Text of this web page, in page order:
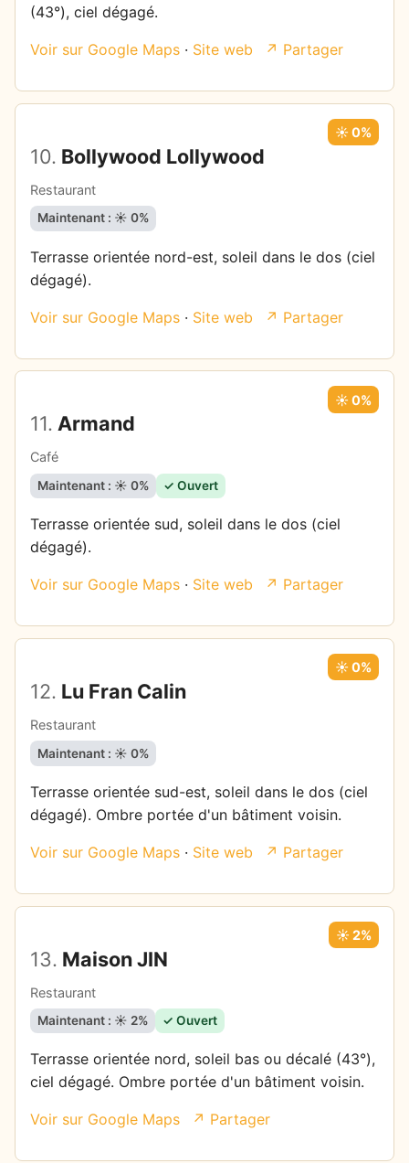
(43°), ciel dégagé.
Voir sur Google Maps · Site web ↗ Partager
10. Bollywood Lollywood
Restaurant
☀️ 0%
Maintenant : ☀️ 0%
Terrasse orientée nord-est, soleil dans le dos (ciel
dégagé).
Voir sur Google Maps · Site web ↗ Partager
11. Armand
Café
☀️ 0%
Maintenant : ☀️ 0% ✓ Ouvert
Terrasse orientée sud, soleil dans le dos (ciel
dégagé).
Voir sur Google Maps · Site web ↗ Partager
12. Lu Fran Calin
Restaurant
☀️ 0%
Maintenant : ☀️ 0%
Terrasse orientée sud-est, soleil dans le dos (ciel
dégagé). Ombre portée d'un bâtiment voisin.
Voir sur Google Maps · Site web ↗ Partager
13. Maison JIN
Restaurant
☀️ 2%
Maintenant : ☀️ 2% ✓ Ouvert
Terrasse orientée nord, soleil bas ou décalé (43°),
ciel dégagé. Ombre portée d'un bâtiment voisin.
Voir sur Google Maps ↗ Partager